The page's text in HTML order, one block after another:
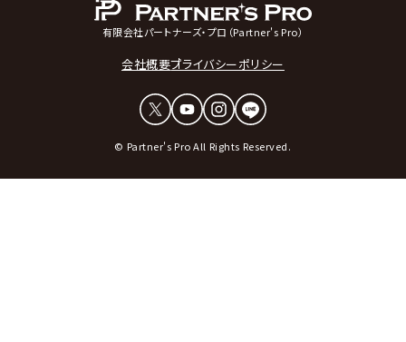
有限会社パートナーズ・プロ（Partner's Pro）
会社概要プライバシーポリシー
© Partner's Pro All Rights Reserved.